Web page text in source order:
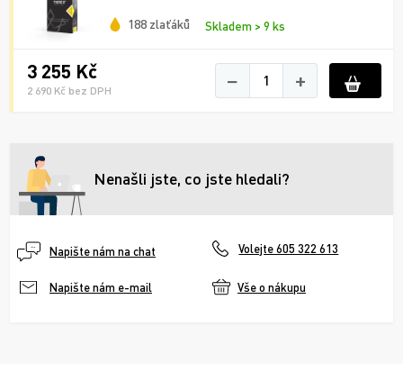
188 zlaťáků Skladem > 9 ks
3 255 Kč
2 690 Kč bez DPH − +
Nenašli jste, co jste hledali?
Napište nám na chat Volejte 605 322 613
Napište nám e-mail Vše o nákupu